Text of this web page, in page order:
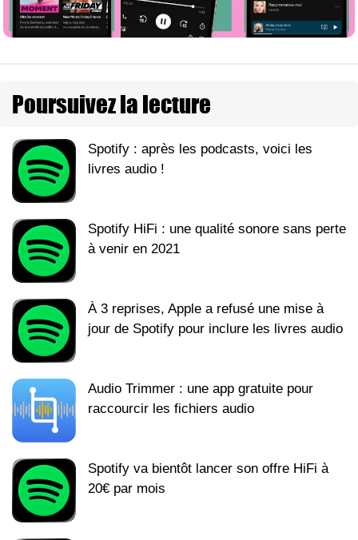
Poursuivez la lecture
Spotify : après les podcasts, voici les
livres audio !
Spotify HiFi : une qualité sonore sans perte
à venir en 2021
À 3 reprises, Apple a refusé une mise à
jour de Spotify pour inclure les livres audio
Audio Trimmer : une app gratuite pour
raccourcir les fichiers audio
Spotify va bientôt lancer son offre HiFi à
20€ par mois